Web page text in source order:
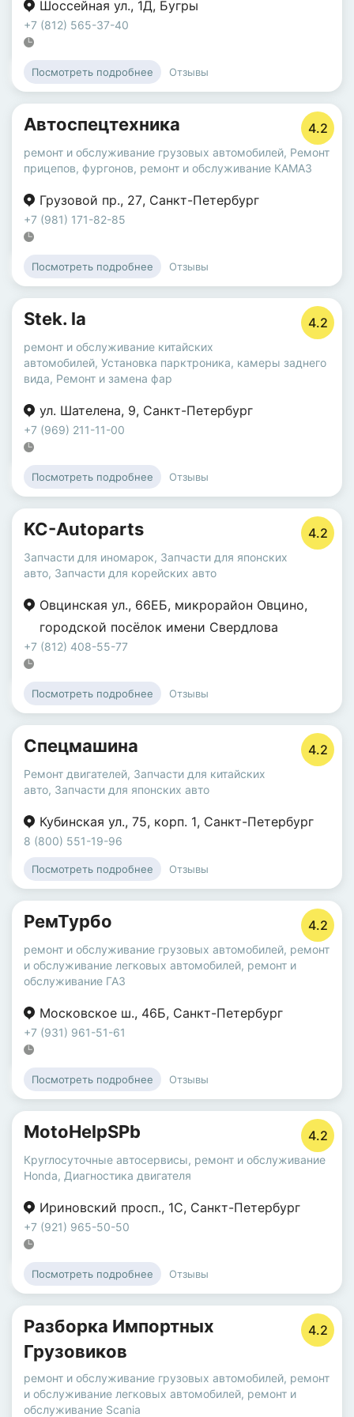
Шоссейная ул., 1Д, Бугры
+7 (812) 565-37-40
Посмотреть подробнее Отзывы
Автоспецтехника 4.2
ремонт и обслуживание грузовых автомобилей, Ремонт
прицепов, фургонов, ремонт и обслуживание КАМАЗ
Грузовой пр., 27, Санкт-Петербург
+7 (981) 171-82-85
Посмотреть подробнее Отзывы
Stek. la 4.2
ремонт и обслуживание китайских
автомобилей, Установка парктроника, камеры заднего
вида, Ремонт и замена фар
ул. Шателена, 9, Санкт-Петербург
+7 (969) 211-11-00
Посмотреть подробнее Отзывы
KC-Autoparts 4.2
Запчасти для иномарок, Запчасти для японских
авто, Запчасти для корейских авто
Овцинская ул., 66ЕБ, микрорайон Овцино,
городской посёлок имени Свердлова
+7 (812) 408-55-77
Посмотреть подробнее Отзывы
Спецмашина 4.2
Ремонт двигателей, Запчасти для китайских
авто, Запчасти для японских авто
Кубинская ул., 75, корп. 1, Санкт-Петербург
8 (800) 551-19-96
Посмотреть подробнее Отзывы
РемТурбо 4.2
ремонт и обслуживание грузовых автомобилей, ремонт
и обслуживание легковых автомобилей, ремонт и
обслуживание ГАЗ
Московское ш., 46Б, Санкт-Петербург
+7 (931) 961-51-61
Посмотреть подробнее Отзывы
MotoHelpSPb 4.2
Круглосуточные автосервисы, ремонт и обслуживание
Honda, Диагностика двигателя
Ириновский просп., 1С, Санкт-Петербург
+7 (921) 965-50-50
Посмотреть подробнее Отзывы
Разборка Импортных
Грузовиков
4.2
ремонт и обслуживание грузовых автомобилей, ремонт
и обслуживание легковых автомобилей, ремонт и
обслуживание Scania